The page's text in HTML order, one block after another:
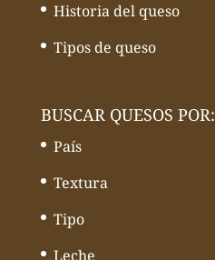
Historia del queso
Tipos de queso
BUSCAR QUESOS POR:
País
Textura
Tipo
Leche